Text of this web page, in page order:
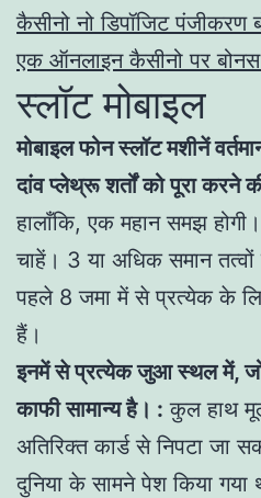
कैसीनो नो डिपॉजिट पंजीकरण
एक ऑनलाइन कैसीनो पर
स्लॉट मोबाइल
मोबाइल फोन स्लॉट मशीनें
दांव प्लेथ्रू शर्तों को पूरा करने
हालाँकि, एक महान समझ
चाहें। 3 या अधिक समान
पहले 8 जमा में से प्रत्येक के
हैं।
इनमें से प्रत्येक जुआ स्थल में,
काफी सामान्य है। : कुल हाथ
अतिरिक्त कार्ड से निपटा जा
दुनिया के सामने पेश किया